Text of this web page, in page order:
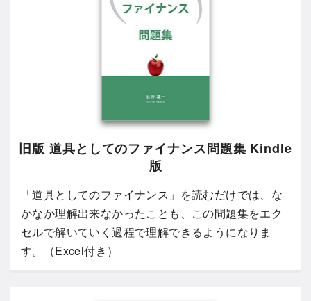
旧版 道具としてのファイナンス問題集 Kindle
版
「道具としてのファイナンス」を読むだけでは、な
かなか理解出来なかったことも、この問題集をエク
セルで解いていく過程で理解できるようになりま
す。（Excel付き）